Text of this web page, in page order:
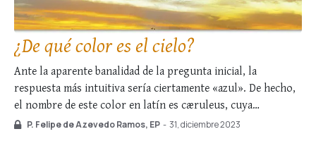
¿De qué color es el cielo?
Ante la aparente banalidad de la pregunta inicial, la
respuesta más intuitiva sería ciertamente «azul». De hecho,
el nombre de este color en latín es cæruleus, cuya
etimología se remonta al propio cielo —cælum—, como
P. Felipe de Azevedo Ramos, EP - 31, diciembre 2023